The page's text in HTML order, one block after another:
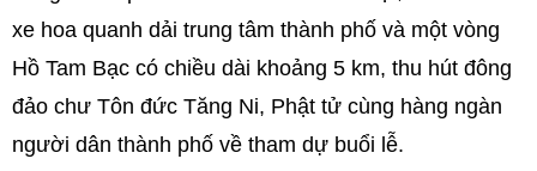
xe hoa quanh dải trung tâm thành phố và một vòng
Hồ Tam Bạc có chiều dài khoảng 5 km, thu hút đông
đảo chư Tôn đức Tăng Ni, Phật tử cùng hàng ngàn
người dân thành phố về tham dự buổi lễ.